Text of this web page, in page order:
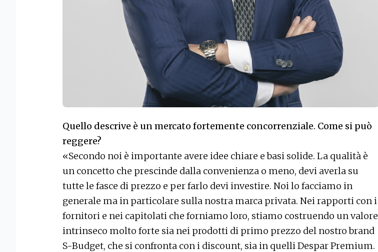
Quello descrive è un mercato fortemente concorrenziale. Come si può
reggere?
«Secondo noi è importante avere idee chiare e basi solide. La qualità è
un concetto che prescinde dalla convenienza o meno, devi averla su
tutte le fasce di prezzo e per farlo devi investire. Noi lo facciamo in
generale ma in particolare sulla nostra marca privata. Nei rapporti con i
fornitori e nei capitolati che forniamo loro, stiamo costruendo un valore
intrinseco molto forte sia nei prodotti di primo prezzo del nostro brand
S-Budget, che si confronta con i discount, sia in quelli Despar Premium.